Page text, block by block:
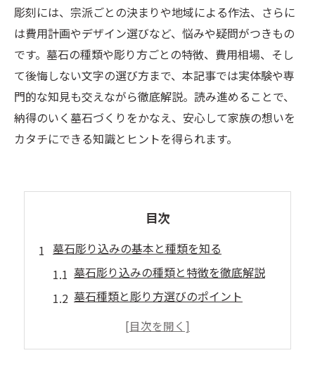
彫刻には、宗派ごとの決まりや地域による作法、さらに
は費用計画やデザイン選びなど、悩みや疑問がつきもの
です。墓石の種類や彫り方ごとの特徴、費用相場、そし
て後悔しない文字の選び方まで、本記事では実体験や専
門的な知見も交えながら徹底解説。読み進めることで、
納得のいく墓石づくりをかなえ、安心して家族の想いを
カタチにできる知識とヒントを得られます。
目次
墓石彫り込みの基本と種類を知る
墓石彫り込みの種類と特徴を徹底解説
墓石種類と彫り方選びのポイント
墓石種類ごとの彫刻方法の違い